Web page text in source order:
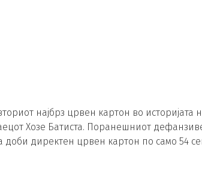
најбрз црвен картон во историјата
Хозе Батиста. Поранешниот
доби директен црвен картон по само 54